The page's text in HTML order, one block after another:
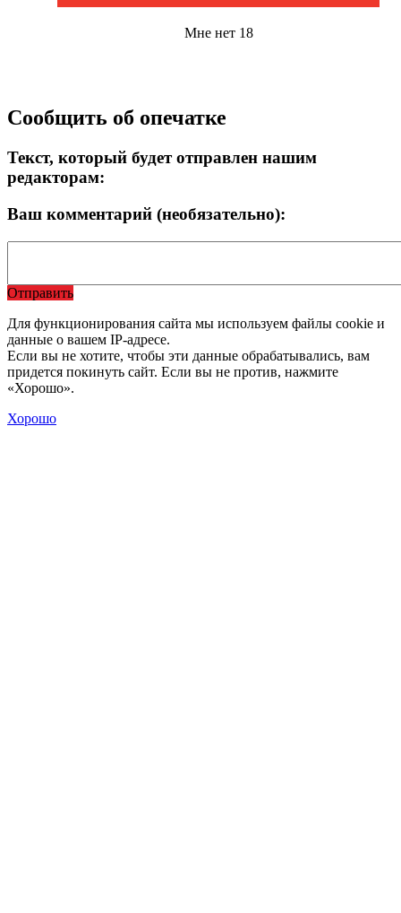
Мне нет 18
Сообщить об опечатке
Текст, который будет отправлен нашим
редакторам:
Ваш комментарий (необязательно):
Отправить
Для функционирования сайта мы используем файлы cookie и
данные о вашем IP-адресе.
Если вы не хотите, чтобы эти данные обрабатывались, вам
придется покинуть сайт. Если вы не против, нажмите
«Хорошо».
Хорошо